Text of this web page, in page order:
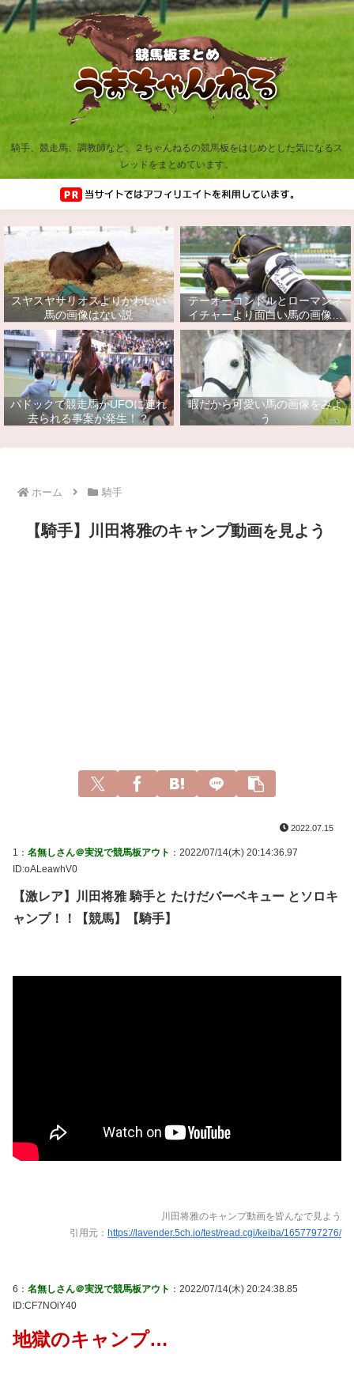
騎手、競走馬、調教師など、２ちゃんねるの競馬板をはじめとした気になるス
レッドをまとめています。
スヤスヤサリオスよりかわいい
馬の画像はない説
テーオーコンドルとローマンネ
イチャーより面白い馬の画像っ
てあるの？
パドックで競走馬がUFOに連れ
去られる事案が発生！？
暇だから可愛い馬の画像をみよ
う
ホーム 騎手
【騎手】川田将雅のキャンプ動画を見よう
2022.07.15
1： 名無しさん＠実況で競馬板アウト ：2022/07/14(木) 20:14:36.97
ID:oALeawhV0
【激レア】川田将雅 騎手と たけだバーベキュー とソロキ
ャンプ！！【競馬】【騎手】
川田将雅のキャンプ動画を皆んなで見よう
引用元： https://lavender.5ch.io/test/read.cgi/keiba/1657797276/
6： 名無しさん＠実況で競馬板アウト ：2022/07/14(木) 20:24:38.85
ID:CF7NOiY40
地獄のキャンプ…